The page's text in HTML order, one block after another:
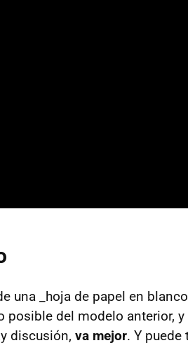
una _hoja de papel en
posible del modelo anterior,
discusión, va mejor. Y puede